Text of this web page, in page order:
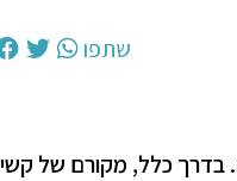
שתפו
בדרך כלל, מקורם של